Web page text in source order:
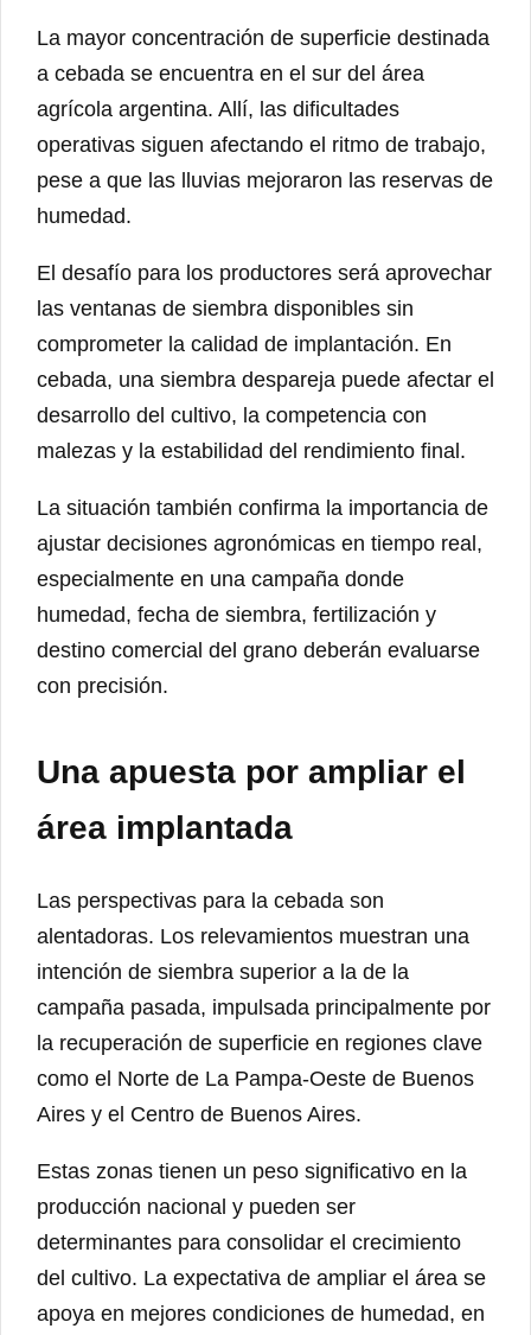
La mayor concentración de superficie destinada
a cebada se encuentra en el sur del área
agrícola argentina. Allí, las dificultades
operativas siguen afectando el ritmo de trabajo,
pese a que las lluvias mejoraron las reservas de
humedad.
El desafío para los productores será aprovechar
las ventanas de siembra disponibles sin
comprometer la calidad de implantación. En
cebada, una siembra despareja puede afectar el
desarrollo del cultivo, la competencia con
malezas y la estabilidad del rendimiento final.
La situación también confirma la importancia de
ajustar decisiones agronómicas en tiempo real,
especialmente en una campaña donde
humedad, fecha de siembra, fertilización y
destino comercial del grano deberán evaluarse
con precisión.
Una apuesta por ampliar el
área implantada
Las perspectivas para la cebada son
alentadoras. Los relevamientos muestran una
intención de siembra superior a la de la
campaña pasada, impulsada principalmente por
la recuperación de superficie en regiones clave
como el Norte de La Pampa-Oeste de Buenos
Aires y el Centro de Buenos Aires.
Estas zonas tienen un peso significativo en la
producción nacional y pueden ser
determinantes para consolidar el crecimiento
del cultivo. La expectativa de ampliar el área se
apoya en mejores condiciones de humedad, en